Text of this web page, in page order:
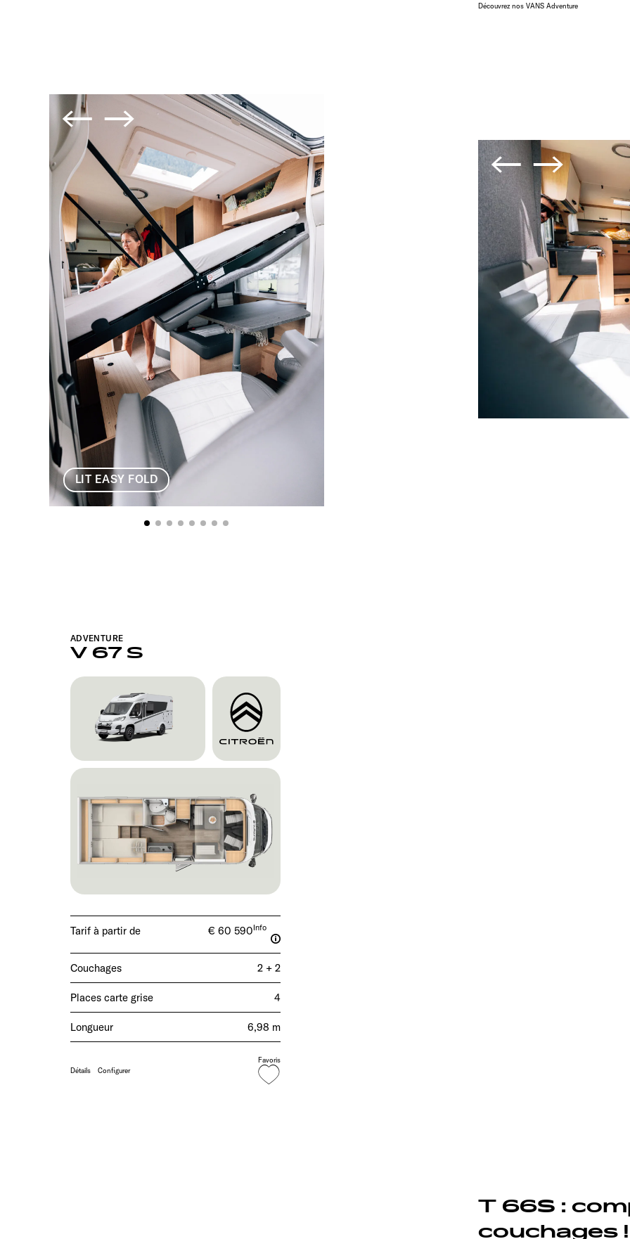
Découvrez nos VANS Adventure
LIT EASY FOLD
V 67 S
ADVENTURE
Tarif à partir de € 60 590Info
Couchages 2 + 2
Places carte grise 4
Longueur 6,98 m
Détails Configurer
Favoris
T 66S :
couchages !